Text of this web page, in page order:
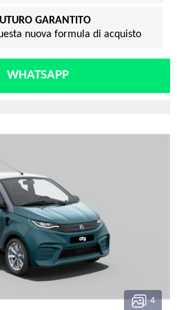
GARANTITO
nuova formula di acquisto
WHATSAPP
4